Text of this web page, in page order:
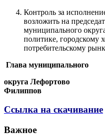
Контроль за
возложить на
муниципального
политике, городскому
потребительскому
Глава муниципального
округа
Филиппов
Ссылка на скачивание
Важное